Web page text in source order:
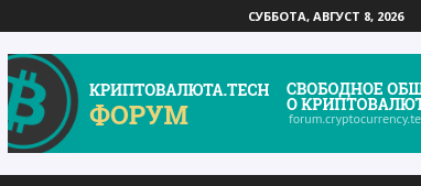
СУББОТА, АВГУСТ 8, 2026